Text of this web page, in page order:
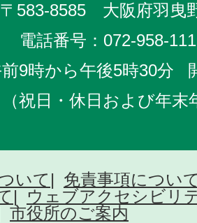
〒583-8585 大阪府羽曳
電話番号： 072-958-
9時から午後5時30分
（祝日・休日および年
いて
免責事項につい
ウェブアクセシビリ
市役所のご案内